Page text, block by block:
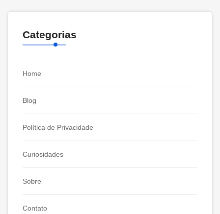
Categorias
Home
Blog
Política de Privacidade
Curiosidades
Sobre
Contato